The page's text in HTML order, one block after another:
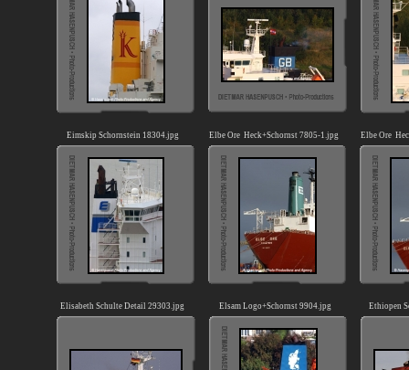
Eimskip Schornstein 18304.jpg Elbe Ore Heck+Schornst 7805-1.jpg Elbe Ore
Elisabeth Schulte Detail 29303.jpg Elsam Logo+Schornst 9904.jpg Ethiopen